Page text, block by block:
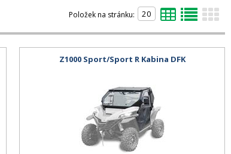
Položek na stránku:
Z1000 Sport/Sport R Kabina DFK